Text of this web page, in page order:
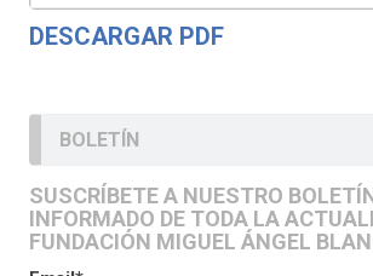
DESCARGAR PDF
BOLETÍN
SUSCRÍBETE A NUESTRO
INFORMADO DE TODA LA
FUNDACIÓN MIGUEL ÁNGEL